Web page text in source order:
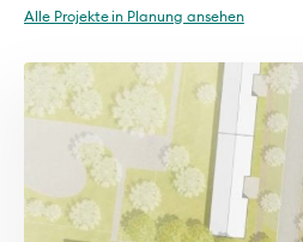
Alle Projekte in Planung ansehen